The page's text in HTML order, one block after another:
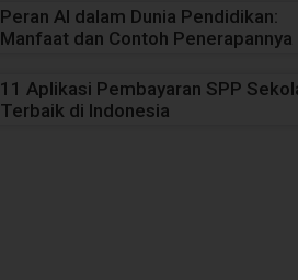
Peran AI dalam Dunia Pendidikan:
Manfaat dan Contoh Penerapannya
11 Aplikasi Pembayaran SPP
Terbaik di Indonesia